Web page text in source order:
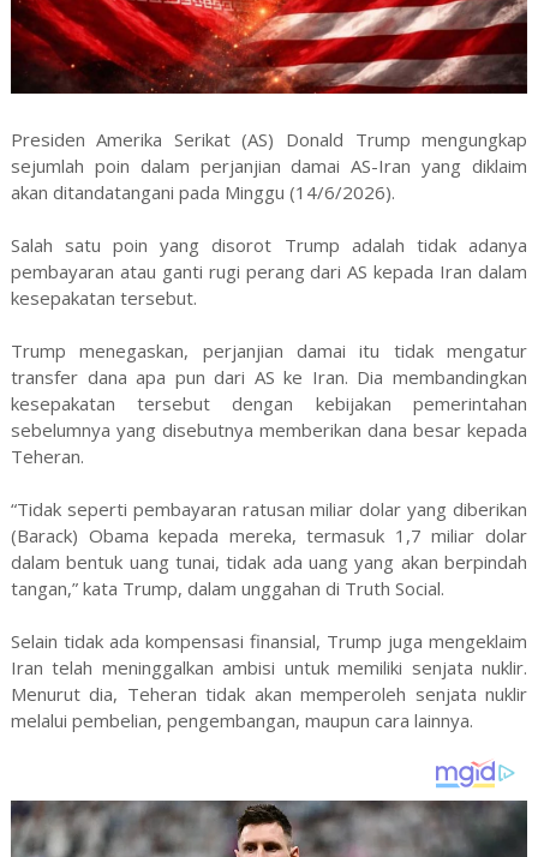
Presiden Amerika Serikat (AS) Donald Trump mengungkap
sejumlah poin dalam perjanjian damai AS-Iran yang diklaim
akan ditandatangani pada Minggu (14/6/2026).
Salah satu poin yang disorot Trump adalah tidak adanya
pembayaran atau ganti rugi perang dari AS kepada Iran dalam
kesepakatan tersebut.
Trump menegaskan, perjanjian damai itu tidak mengatur
transfer dana apa pun dari AS ke Iran. Dia membandingkan
kesepakatan tersebut dengan kebijakan pemerintahan
sebelumnya yang disebutnya memberikan dana besar kepada
Teheran.
“Tidak seperti pembayaran ratusan miliar dolar yang diberikan
(Barack) Obama kepada mereka, termasuk 1,7 miliar dolar
dalam bentuk uang tunai, tidak ada uang yang akan berpindah
tangan,” kata Trump, dalam unggahan di Truth Social.
Selain tidak ada kompensasi finansial, Trump juga mengeklaim
Iran telah meninggalkan ambisi untuk memiliki senjata nuklir.
Menurut dia, Teheran tidak akan memperoleh senjata nuklir
melalui pembelian, pengembangan, maupun cara lainnya.